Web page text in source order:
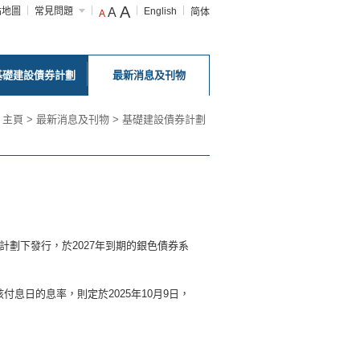
圖 常見問題 A A A English 简体
礎建設債券計劃 最新消息及刊物
主頁 > 最新消息及刊物 > 基礎建設債券計劃
劃下發行，於2027年到期的銀色債券系
息日的息率，則定於2025年10月9日，